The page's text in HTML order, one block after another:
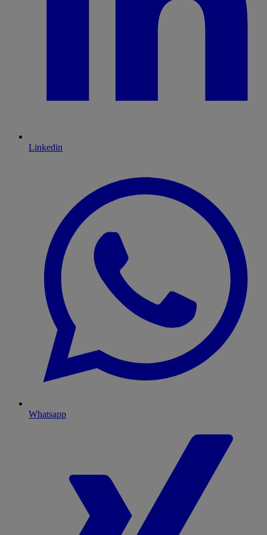
Linkedin
Whatsapp